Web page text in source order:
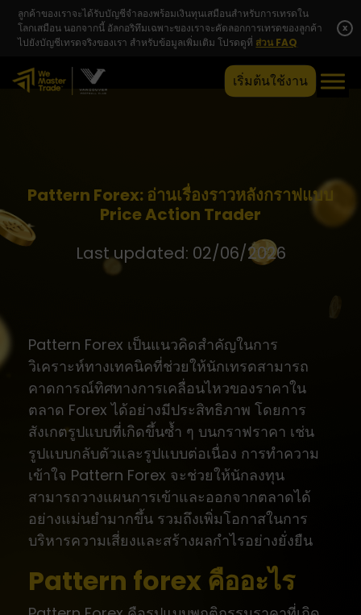
ลูกค้าของเราจะได้รับบัญชีจำลองพร้อมเงินทุนเสมือนสำหรับการเทรดใน
โลกเสมือน นอกจากนี้ อัลกอริทึมเฉพาะของเราจะคัดลอกการเทรดของลูกค้า
ไปยังบัญชีเทรดจริงของเรา สำหรับข้อมูลเพิ่มเติม โปรดดูที่ ส่วน FAQ
x
เริ่มต้นใช้งาน
Pattern Forex: อ่านเรื่องราวหลังกราฟแบบ
Price Action Trader
Last updated: 02/06/2026
Pattern Forex เป็นแนวคิดสำคัญในการ
วิเคราะห์ทางเทคนิคที่ช่วยให้นักเทรดสามารถ
คาดการณ์ทิศทางการเคลื่อนไหวของราคาใน
ตลาด Forex ได้อย่างมีประสิทธิภาพ โดยการ
สังเกตรูปแบบที่เกิดขึ้นซ้ำ ๆ บนกราฟราคา เช่น
รูปแบบกลับตัวและรูปแบบต่อเนื่อง การทำความ
เข้าใจ Pattern Forex จะช่วยให้นักลงทุน
สามารถวางแผนการเข้าและออกจากตลาดได้
อย่างแม่นยำมากขึ้น รวมถึงเพิ่มโอกาสในการ
บริหารความเสี่ยงและสร้างผลกำไรอย่างยั่งยืน
Pattern forex คืออะไร